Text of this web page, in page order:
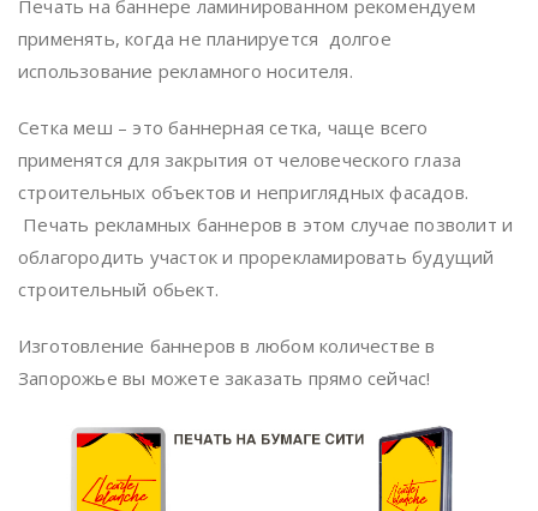
Печать на баннере ламинированном рекомендуем
применять, когда не планируется долгое
использование рекламного носителя.
Сетка меш – это баннерная сетка, чаще всего
применятся для закрытия от человеческого глаза
строительных объектов и неприглядных фасадов.
Печать рекламных баннеров в этом случае позволит и
облагородить участок и прорекламировать будущий
строительный обьект.
Изготовление баннеров в любом количестве в
Запорожье вы можете заказать прямо сейчас!